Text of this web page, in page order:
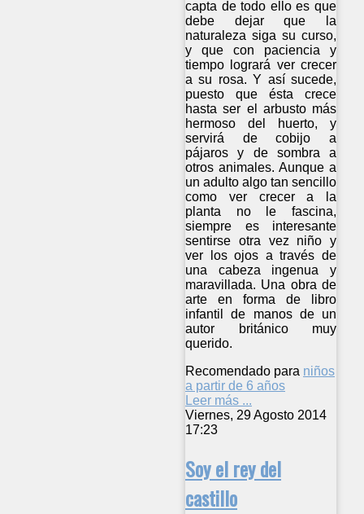
capta de todo ello es que
debe dejar que la
naturaleza siga su curso,
y que con paciencia y
tiempo logrará ver crecer
a su rosa. Y así sucede,
puesto que ésta crece
hasta ser el arbusto más
hermoso del huerto, y
servirá de cobijo a
pájaros y de sombra a
otros animales. Aunque a
un adulto algo tan sencillo
como ver crecer a la
planta no le fascina,
siempre es interesante
sentirse otra vez niño y
ver los ojos a través de
una cabeza ingenua y
maravillada. Una obra de
arte en forma de libro
infantil de manos de un
autor británico muy
querido.
Recomendado para niños
a partir de 6 años
Leer más ...
Viernes, 29 Agosto 2014
17:23
Soy el rey del
castillo